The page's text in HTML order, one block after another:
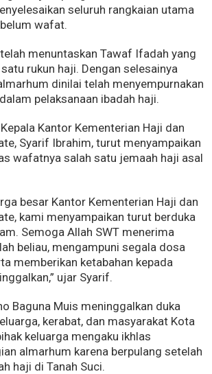
seluruh rangkaian utama
wafat.
menuntaskan Tawaf Ifadah yang
rukun haji. Dengan selesainya
dinilai telah menyempurnakan
pelaksanaan ibadah haji.
Kantor Kementerian Haji dan
Syarif Ibrahim, turut menyampaikan
wafatnya salah satu jemaah haji asal
besar Kantor Kementerian Haji dan
kami menyampaikan turut berduka
Semoga Allah SWT menerima
beliau, mengampuni segala dosa
memberikan ketabahan kepada
ujar Syarif.
Baguna Muis meninggalkan duka
kerabat, dan masyarakat Kota
keluarga mengaku ikhlas
almarhum karena berpulang setelah
haji di Tanah Suci.